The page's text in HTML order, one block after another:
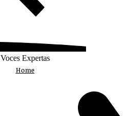
Voces Expertas
Home